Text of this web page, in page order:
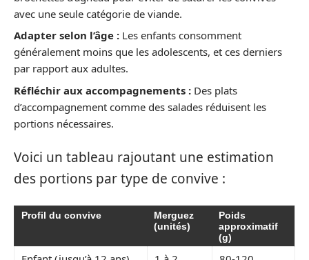
avec une seule catégorie de viande.
Adapter selon l’âge : Les enfants consomment
généralement moins que les adolescents, et ces derniers
par rapport aux adultes.
Réfléchir aux accompagnements : Des plats
d’accompagnement comme des salades réduisent les
portions nécessaires.
Voici un tableau rajoutant une estimation
des portions par type de convive :
Profil du convive
Merguez
(unités)
Poids
approximatif
(g)